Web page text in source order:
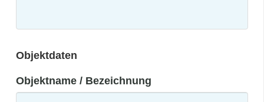
Objektdaten
Objektname / Bezeichnung